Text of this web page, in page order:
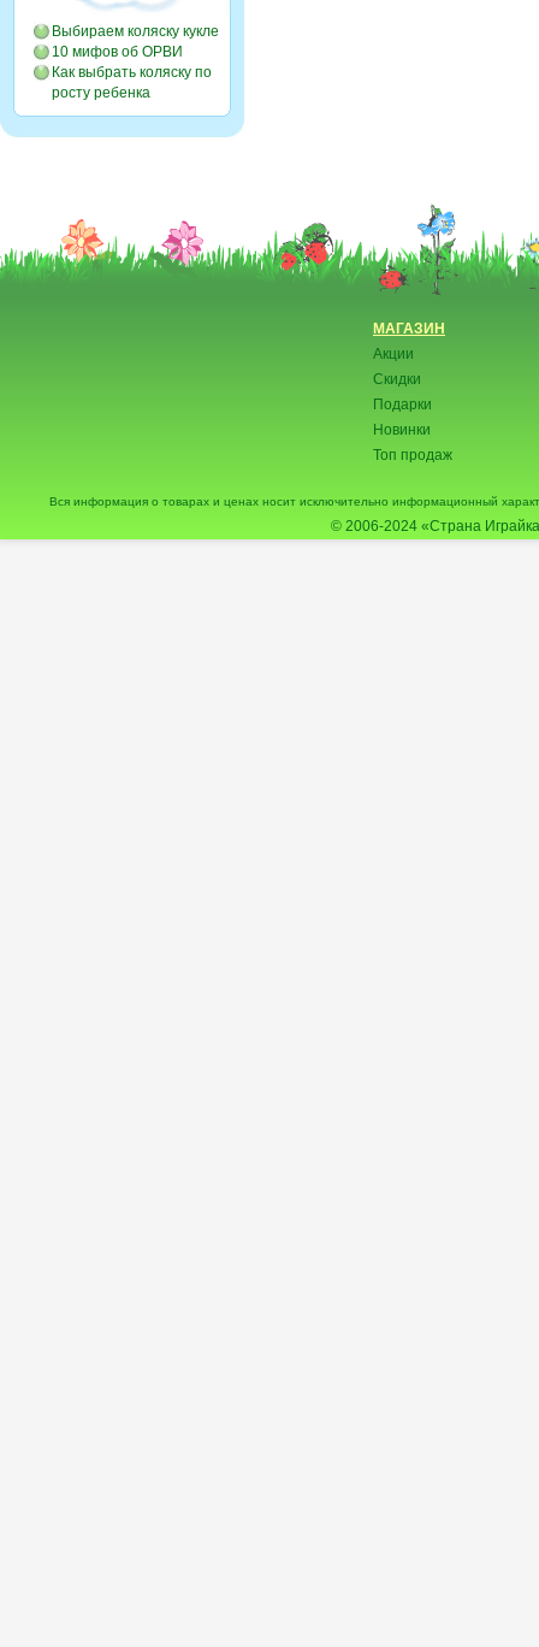
Выбираем коляску кукле
10 мифов об ОРВИ
Как выбрать коляску по
росту ребенка
МАГАЗИН
Акции
Скидки
Подарки
Новинки
Топ продаж
Вся информация о товарах и ценах носит исключительно информационный
© 2006-2024 «Страна